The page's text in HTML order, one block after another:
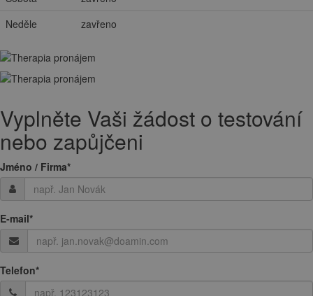
Neděle
zavřeno
Vyplněte Vaši žádost o testování
nebo zapůjčeni
Jméno / Firma*
E-mail*
Telefon*